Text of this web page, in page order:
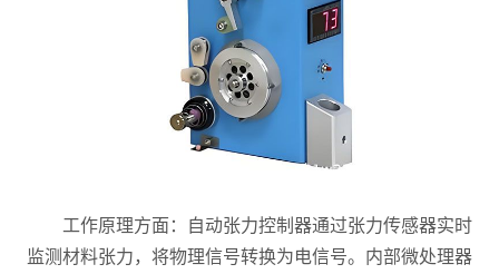
工作原理方面：自动张力控制器通过张力传感器实时
监测材料张力，将物理信号转换为电信号。内部微处理器